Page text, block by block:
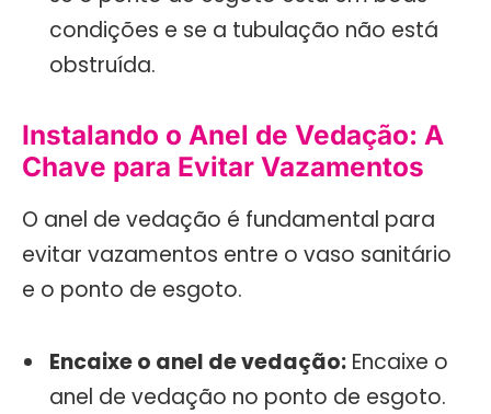
condições e se a tubulação não está
obstruída.
Instalando o Anel de Vedação: A
Chave para Evitar Vazamentos
O anel de vedação é fundamental para
evitar vazamentos entre o vaso sanitário
e o ponto de esgoto.
Encaixe o anel de vedação: Encaixe o
anel de vedação no ponto de esgoto.